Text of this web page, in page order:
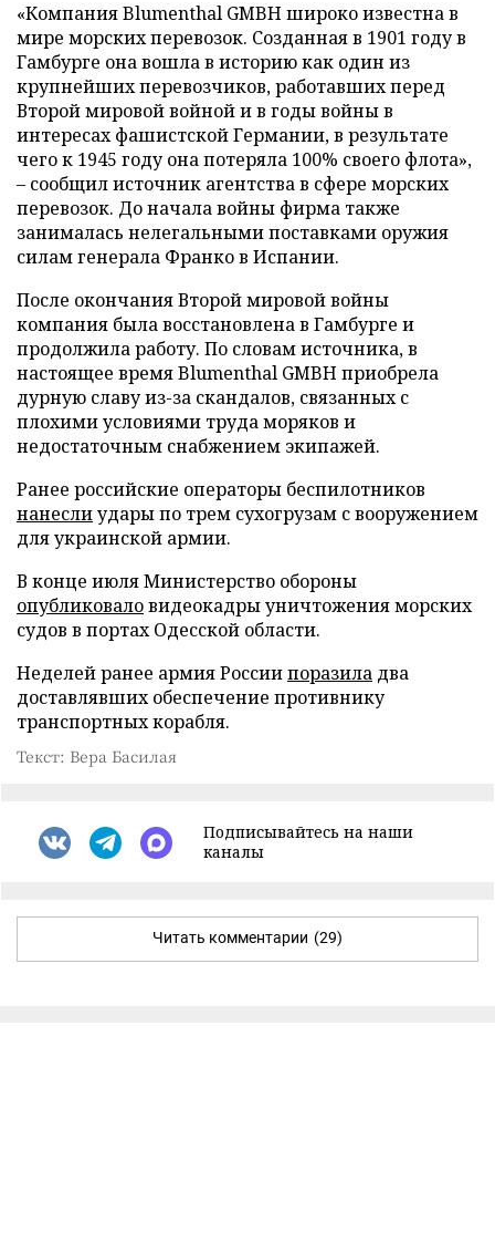
«Компания Blumenthal GMBH широко известна в
мире морских перевозок. Созданная в 1901 году в
Гамбурге она вошла в историю как один из
крупнейших перевозчиков, работавших перед
Второй мировой войной и в годы войны в
интересах фашистской Германии, в результате
чего к 1945 году она потеряла 100% своего флота»,
– сообщил источник агентства в сфере морских
перевозок. До начала войны фирма также
занималась нелегальными поставками оружия
силам генерала Франко в Испании.
После окончания Второй мировой войны
компания была восстановлена в Гамбурге и
продолжила работу. По словам источника, в
настоящее время Blumenthal GMBH приобрела
дурную славу из-за скандалов, связанных с
плохими условиями труда моряков и
недостаточным снабжением экипажей.
Ранее российские операторы беспилотников
нанеслиудары по трем сухогрузам с вооружением
для украинской армии.
В конце июля Министерство обороны
опубликоваловидеокадры уничтожения морских
судов в портах Одесской области.
Неделей ранее армия Россиипоразила два
доставлявших обеспечение противнику
транспортных корабля.
Текст: Вера Басилая
Подписывайтесь на наши
каналы
Читать комментарии (29)